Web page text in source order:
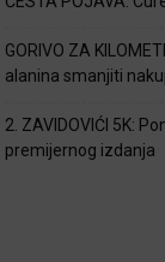
GORIVO ZA
alanina smanjiti
2. ZAVIDOVIĆI 5K:
premijernog izdanja